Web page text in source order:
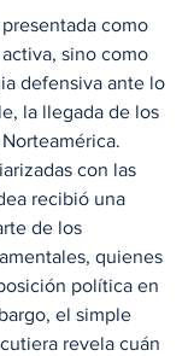
como
sino como
defensiva ante lo
la llegada de los
con las
recibió una
de los
quienes
política en
el simple
revela cuán